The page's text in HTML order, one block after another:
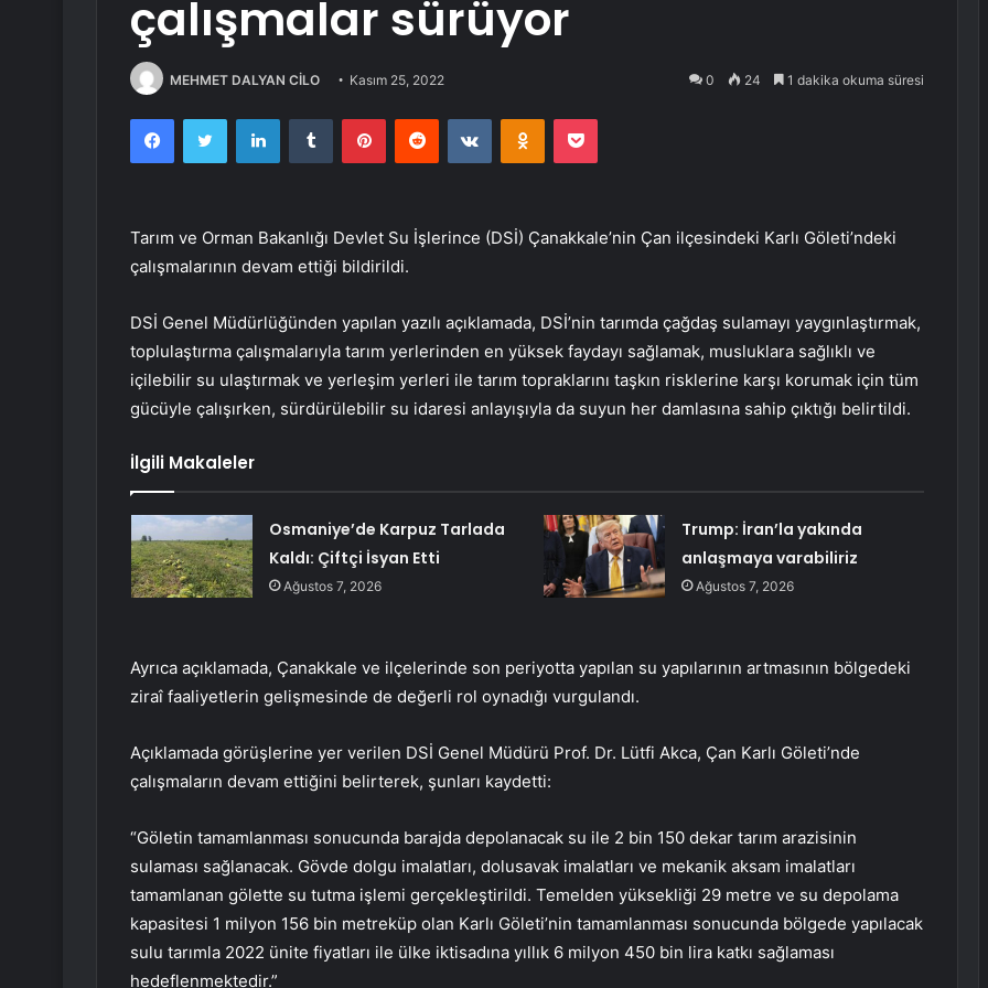
çalışmalar sürüyor
MEHMET DALYAN CİLO Kasım 25, 2022 0 24 1 dakika okuma süresi
FacebookTwitter LinkedInTumblr PinterestReddit VKontakteOdnoklassniki
Pocket
Tarım ve Orman Bakanlığı Devlet Su İşlerince (DSİ) Çanakkale’nin Çan ilçesindeki Karlı Göleti’ndeki
çalışmalarının devam ettiği bildirildi.
DSİ Genel Müdürlüğünden yapılan yazılı açıklamada, DSİ’nin tarımda çağdaş sulamayı yaygınlaştırmak,
toplulaştırma çalışmalarıyla tarım yerlerinden en yüksek faydayı sağlamak, musluklara sağlıklı ve
içilebilir su ulaştırmak ve yerleşim yerleri ile tarım topraklarını taşkın risklerine karşı korumak için tüm
gücüyle çalışırken, sürdürülebilir su idaresi anlayışıyla da suyun her damlasına sahip çıktığı belirtildi.
İlgili Makaleler
Osmaniye’de Karpuz Tarlada
Kaldı: Çiftçi İsyan Etti
Ağustos 7, 2026
Trump: İran’la yakında
anlaşmaya varabiliriz
Ağustos 7, 2026
Ayrıca açıklamada, Çanakkale ve ilçelerinde son periyotta yapılan su yapılarının artmasının bölgedeki
ziraî faaliyetlerin gelişmesinde de değerli rol oynadığı vurgulandı.
Açıklamada görüşlerine yer verilen DSİ Genel Müdürü Prof. Dr. Lütfi Akca, Çan Karlı Göleti’nde
çalışmaların devam ettiğini belirterek, şunları kaydetti:
“Göletin tamamlanması sonucunda barajda depolanacak su ile 2 bin 150 dekar tarım arazisinin
sulaması sağlanacak. Gövde dolgu imalatları, dolusavak imalatları ve mekanik aksam imalatları
tamamlanan gölette su tutma işlemi gerçekleştirildi. Temelden yüksekliği 29 metre ve su depolama
kapasitesi 1 milyon 156 bin metreküp olan Karlı Göleti’nin tamamlanması sonucunda bölgede yapılacak
sulu tarımla 2022 ünite fiyatları ile ülke iktisadına yıllık 6 milyon 450 bin lira katkı sağlaması
hedeflenmektedir.”